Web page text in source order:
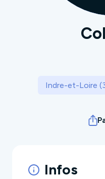
Indre-et-Loire
Infos